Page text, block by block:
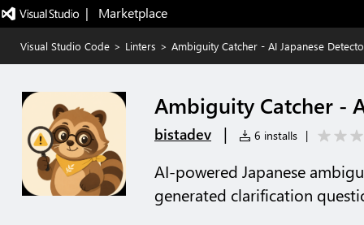
|   Marketplace
Visual Studio Code > Linters > Ambiguity Catcher - AI Japanese
Ambiguity Catcher -
bistadev | 6 installs |
AI-powered Japanese
generated clarification